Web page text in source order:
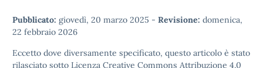
Pubblicato: giovedì, 20 marzo 2025 - Revisione: domenica,
22 febbraio 2026
Eccetto dove diversamente specificato, questo articolo è stato
rilasciato sotto Licenza Creative Commons Attribuzione 4.0